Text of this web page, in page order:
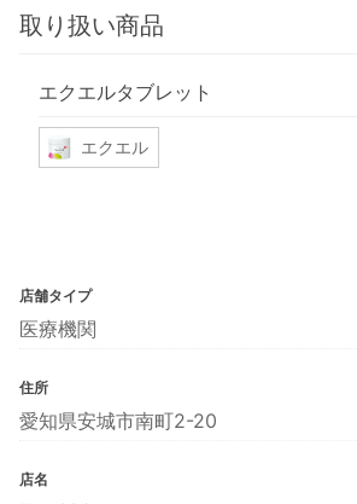
取り扱い商品
エクエルタブレット
エクエル
店舗タイプ
医療機関
住所
愛知県安城市南町2-20
店名